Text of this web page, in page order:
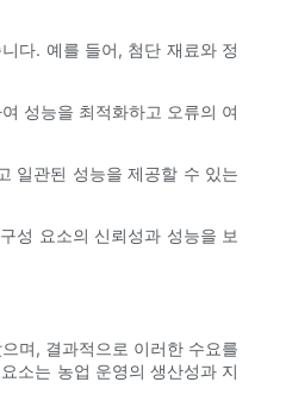
다. 예를 들어, 첨단 재료와 정
성능을 최적화하고 오류의 여
일관된 성능을 제공할 수 있는
성 요소의 신뢰성과 성능을 보
며, 결과적으로 이러한 수요를
소는 농업 운영의 생산성과 지